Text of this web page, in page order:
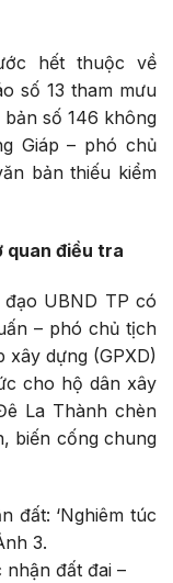
hết thuộc về
số 13 tham mưu
số 146 không
Giáp – phó chủ
bản thiếu kiểm
quan điều tra
UBND TP có
– phó chủ tịch
xây dựng (GPXD)
cho hộ dân xây
La Thành chèn
biến cống chung
đất đai –